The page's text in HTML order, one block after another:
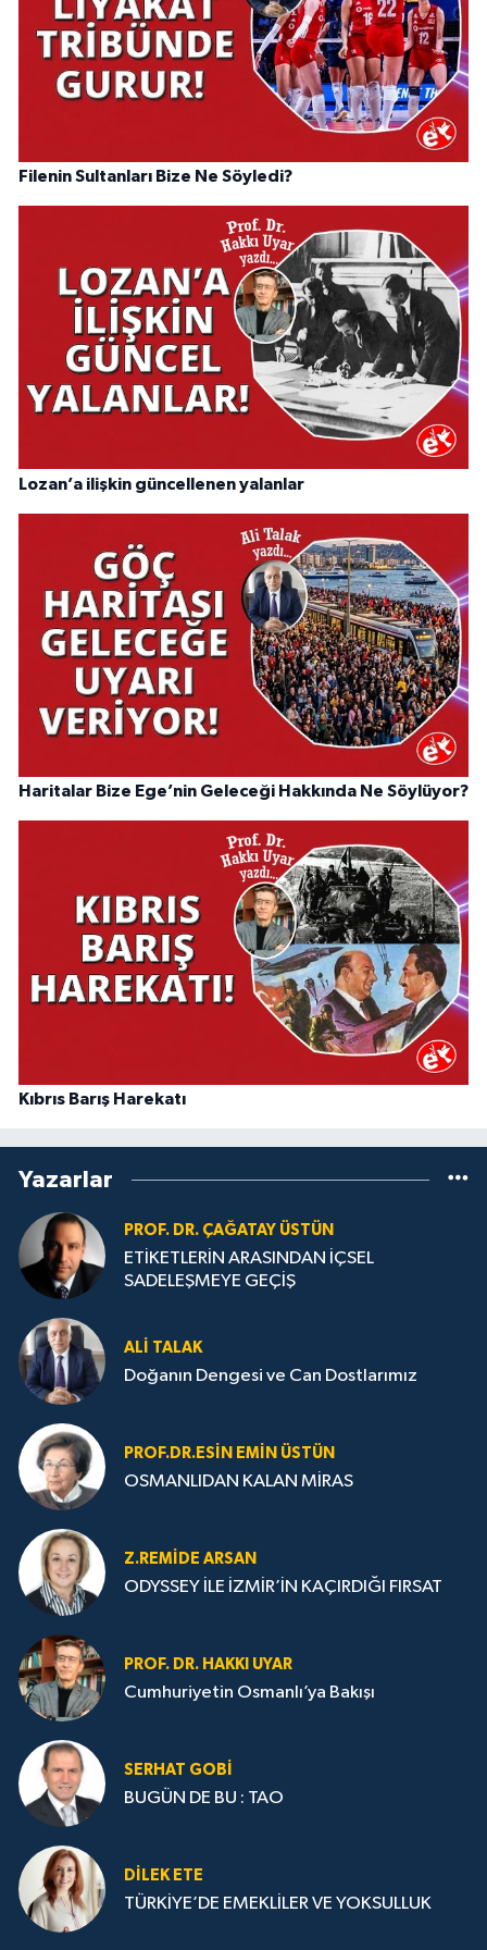
Filenin Sultanları Bize Ne Söyledi?
Lozan’a ilişkin güncellenen yalanlar
Haritalar Bize Ege’nin Geleceği Hakkında Ne Söylüyor?
Kıbrıs Barış Harekatı
Yazarlar
PROF. DR. ÇAĞATAY ÜSTÜN
ETİKETLERİN ARASINDAN İÇSEL
SADELEŞMEYE GEÇİŞ
ALI TALAK
Doğanın Dengesi ve Can Dostlarımız
PROF.DR.ESIN EMIN ÜSTÜN
OSMANLIDAN KALAN MİRAS
Z.REMIDE ARSAN
ODYSSEY İLE İZMİR’İN KAÇIRDIĞI FIRSAT
PROF. DR. HAKKI UYAR
Cumhuriyetin Osmanlı’ya Bakışı
SERHAT GOBİ
BUGÜN DE BU : TAO
DILEK ETE
TÜRKİYE’DE EMEKLİLER VE YOKSULLUK